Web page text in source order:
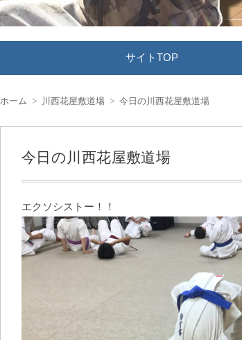
サイトTOP
ホーム 川西花屋敷道場 今日の川西花屋敷道場
今日の川西花屋敷道場
エクソシストー！！